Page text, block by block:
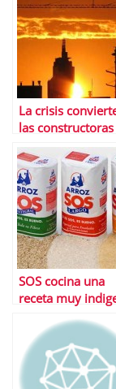
La crisis
las
el caramelo mÃ¡s
dulce del Ibex
SOS cocina una
receta muy